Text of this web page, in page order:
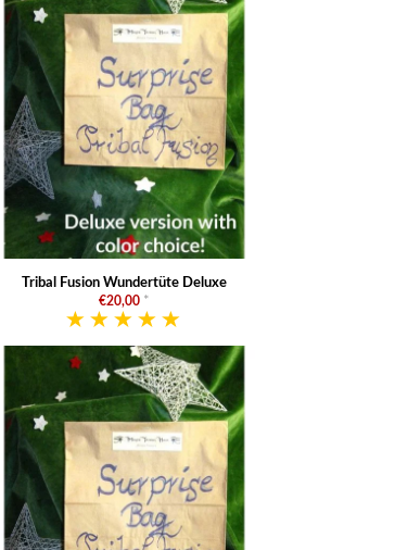
Tribal Fusion Wundertüte Deluxe
€20,00 *